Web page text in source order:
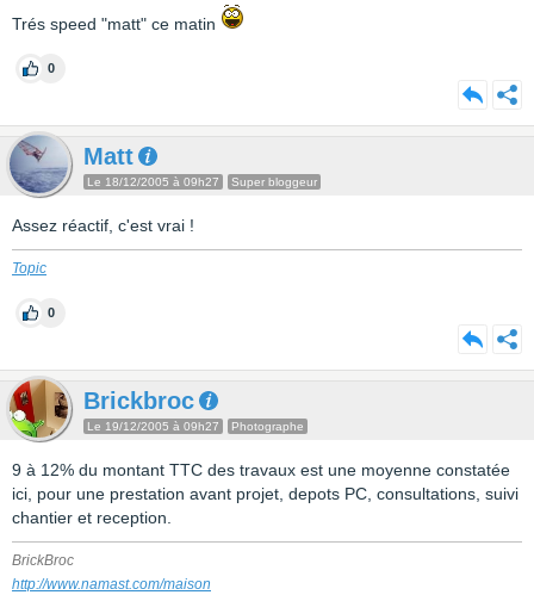
Trés speed "matt" ce matin
0
Matt
Le 18/12/2005 à 09h27 Super bloggeur
Assez réactif, c'est vrai !
Topic
0
Brickbroc
Le 19/12/2005 à 09h27 Photographe
9 à 12% du montant TTC des travaux est une moyenne constatée
ici, pour une prestation avant projet, depots PC, consultations, suivi
chantier et reception.
BrickBroc
http://www.namast.com/maison